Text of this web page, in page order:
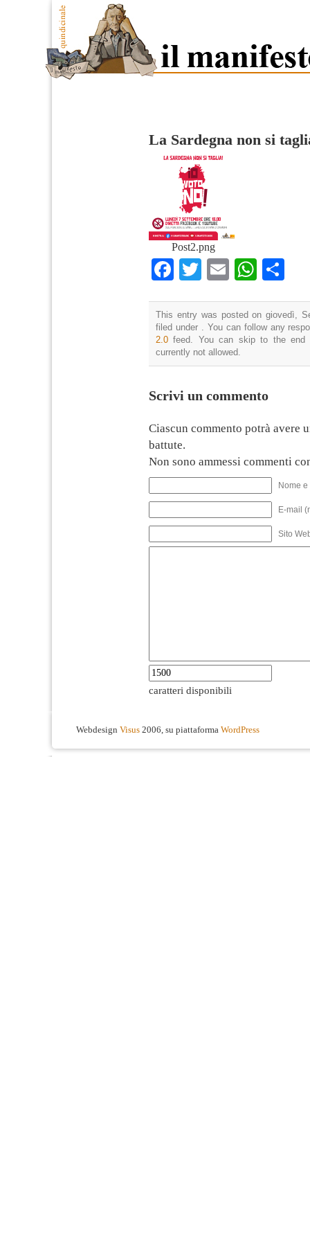
La Sardegna non si
Post2.png
Facebook
TwitterEmail
This entry was posted on giovedì,
filed under . You can follow any
2.0 feed. You can skip to the end
currently not allowed.
Scrivi un commento
Ciascun commento potrà avere
battute.
Non sono ammessi commenti
Nome
E-mail
Sito
caratteri disponibili
Webdesign Visus 2006, su piattaforma WordPress